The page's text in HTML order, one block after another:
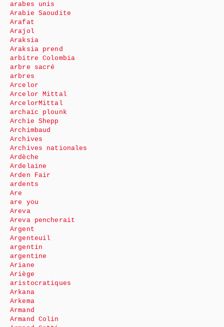
arabes unis
Arabie Saoudite
Arafat
Arajol
Araksia
Araksia prend
arbitre Colombia
arbre sacré
arbres
Arcelor
Arcelor Mittal
ArcelorMittal
archaïc plounk
Archie Shepp
Archimbaud
Archives
Archives nationales
Ardèche
Ardelaine
Arden Fair
ardents
Are
are you
Areva
Areva pencherait
Argent
Argenteuil
argentin
argentine
Ariane
Ariège
aristocratiques
Arkana
Arkema
Armand
Armand Colin